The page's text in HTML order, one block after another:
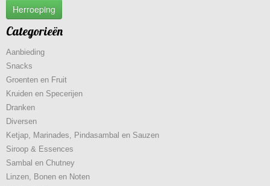
Herroeping
Categorieën
Aanbieding
Snacks
Groenten en Fruit
Kruiden en Specerijen
Dranken
Diversen
Ketjap, Marinades, Pindasambal en Sauzen
Siroop & Essences
Sambal en Chutney
Linzen, Bonen en Noten